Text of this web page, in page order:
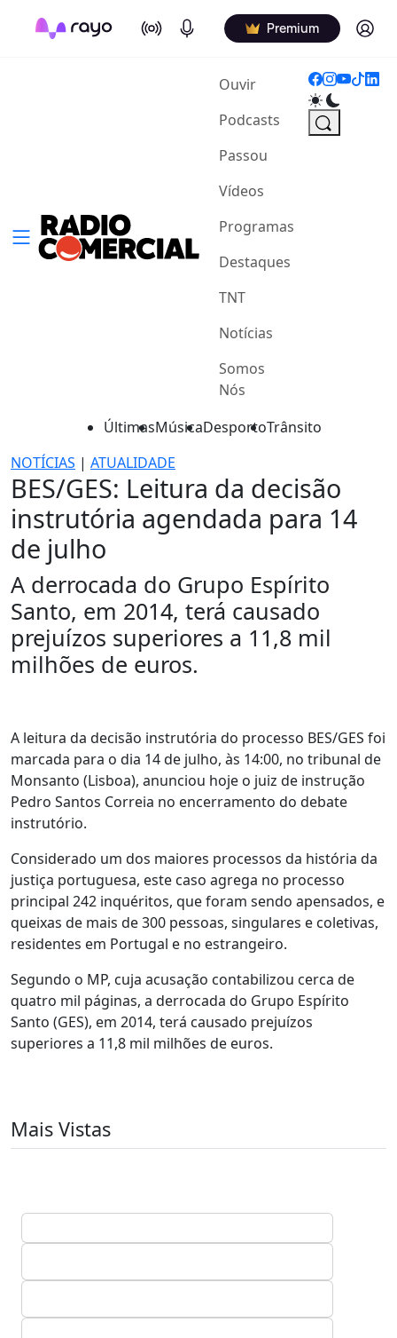
On Air Podcasts Premium Log in
Ouvir(current)
Podcasts
Passou
Vídeos
Programas
Destaques
TNT
Notícias
Somos
Nós
ÚltimasMúsicaDesportoTrânsito
NOTÍCIAS | ATUALIDADE
BES/GES: Leitura da decisão
instrutória agendada para 14
de julho
A derrocada do Grupo Espírito
Santo, em 2014, terá causado
prejuízos superiores a 11,8 mil
milhões de euros.
A leitura da decisão instrutória do processo BES/GES foi
marcada para o dia 14 de julho, às 14:00, no tribunal de
Monsanto (Lisboa), anunciou hoje o juiz de instrução
Pedro Santos Correia no encerramento do debate
instrutório.
Considerado um dos maiores processos da história da
justiça portuguesa, este caso agrega no processo
principal 242 inquéritos, que foram sendo apensados, e
queixas de mais de 300 pessoas, singulares e coletivas,
residentes em Portugal e no estrangeiro.
Segundo o MP, cuja acusação contabilizou cerca de
quatro mil páginas, a derrocada do Grupo Espírito
Santo (GES), em 2014, terá causado prejuízos
superiores a 11,8 mil milhões de euros.
Mais Vistas